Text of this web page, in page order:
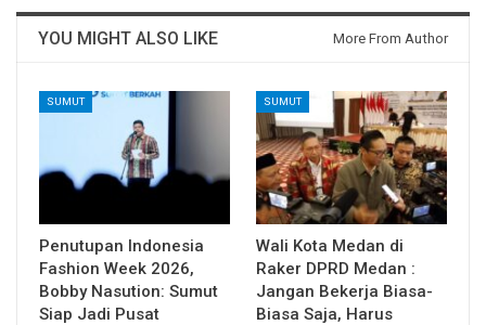
YOU MIGHT ALSO LIKE More From Author
SUMUT
Penutupan Indonesia
Fashion Week 2026,
Bobby Nasution: Sumut
Siap Jadi Pusat
SUMUT
Wali Kota Medan di
Raker DPRD Medan :
Jangan Bekerja Biasa-
Biasa Saja, Harus